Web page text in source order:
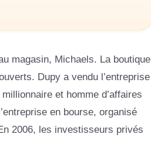
magasin, Michaels. La boutique
Dupy a vendu l’entreprise
et homme d’affaires
en bourse, organisé
2006, les investisseurs privés